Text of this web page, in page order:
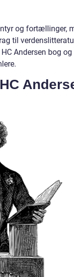
og fortællinger,
til
Andersen bog og